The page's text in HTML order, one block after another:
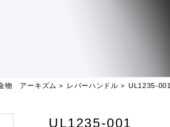
物 アーキズム レバーハンドル UL1235-001
UL1235-001